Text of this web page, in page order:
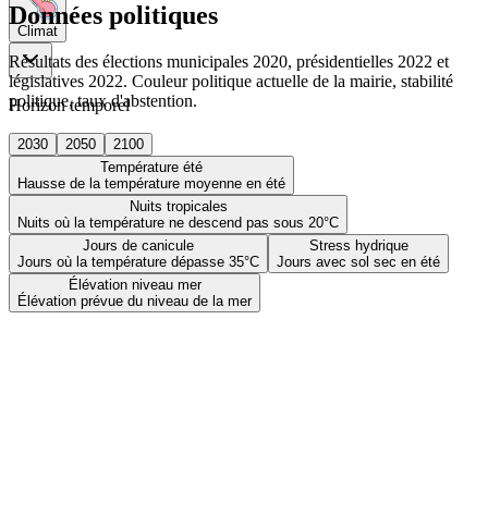
Climat
Horizon temporel
2030 2050
2100
Température été
Hausse de la température moyenne en été
Nuits tropicales
Nuits où la température ne descend pas sous 20°C
Jours de canicule
Jours où la température dépasse 35°C
Stress hydrique
Jours avec sol sec en été
Élévation niveau mer
Élévation prévue du niveau de la mer
Données politiques
Résultats des élections municipales 2020, présidentielles 2022 et
législatives 2022. Couleur politique actuelle de la mairie, stabilité
politique, taux d'abstention.